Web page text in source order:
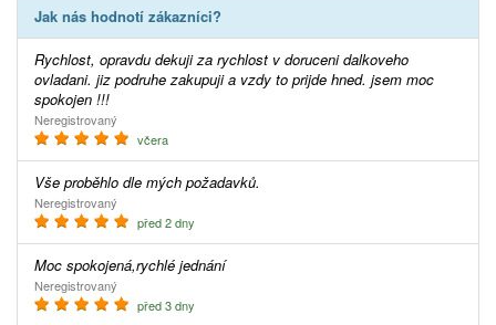
Jak nás hodnotí zákazníci?
Rychlost, opravdu dekuji za rychlost v doruceni dalkoveho
ovladani. jiz podruhe zakupuji a vzdy to prijde hned. jsem moc
spokojen !!!
Neregistrovaný
včera
Vše proběhlo dle mých požadavků.
Neregistrovaný
před 2 dny
Moc spokojená,rychlé jednání
Neregistrovaný
před 3 dny